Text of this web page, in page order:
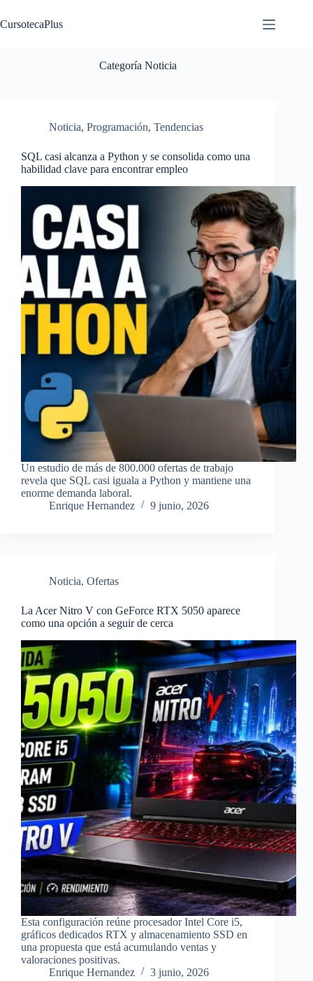
al
contenido
CursotecaPlus
Categoría Noticia
Noticia, Programación, Tendencias
SQL casi alcanza a Python y se consolida como una
habilidad clave para encontrar empleo
Un estudio de más de 800.000 ofertas de trabajo
revela que SQL casi iguala a Python y mantiene una
enorme demanda laboral.
Enrique Hernandez
9 junio, 2026
Noticia, Ofertas
La Acer Nitro V con GeForce RTX 5050 aparece
como una opción a seguir de cerca
Esta configuración reúne procesador Intel Core i5,
gráficos dedicados RTX y almacenamiento SSD en
una propuesta que está acumulando ventas y
valoraciones positivas.
Enrique Hernandez
3 junio, 2026